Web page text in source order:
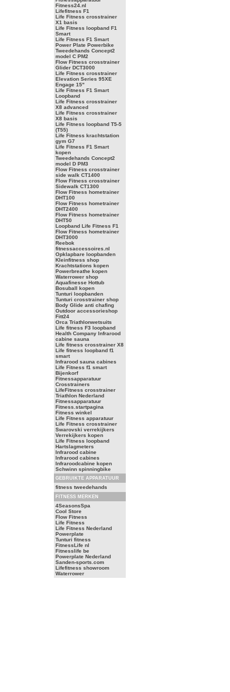
Fitness24.nl
Lifefitness F1
Life Fitness crosstrainer
X1 basis
Life Fitness loopband F1
Smart
Life Fitness F1 Smart
Power Plate Powerbike
Tweedehands Concept2
model C PM2
Flow Fitness crosstrainer
Glider DCT3000
Life Fitness crosstrainer
Elevation Series 95XE
Engage 15"
Life Fitness F1 Smart
Loopband
Life Fitness crosstrainer
X8 advanced
Life Fitness crosstrainer
X8 basis
Life Fitness loopband T5-5
(T55)
Life Fitness krachtstation
gym G7
Life Fitness F1 Smart
kopen
Tweedehands Concept2
model D PM3
Flow Fitness crosstrainer
side walk CT1400
Flow Fitness crosstrainer
Sidewalk CT1300
Flow Fitness hometrainer
DHT100
Flow Fitness hometrainer
DHT2400
Flow Fitness hometrainer
DHT50
Loopband Life Fitness F1
Flow Fitness hometrainer
DHT3000
Reebok
fitnessaccessoires.nl
Opklapbare loopbanden
Kleinfitness shop
Krachtstations kopen
Powerbreathe kopen
Waterrower shop
Aquafinesse Hottub
Bosuball kopen
Tunturi loopbanden
Tunturi crosstrainer shop
Body Glide anti chafing
Outdoor accessorieshop
Fitt24
Orca Triathlonwetsuits
Life fitness F3 loopband
Health Company Infrarood
cabine sauna
Life fitness crosstrainer X8
Life fitness loopband f1
smart
Infrarood sauna cabines
Life Fitness f1 smart
Bijenkorf
Fitnessapparatuur
Crosstrainers
LifeFitness crosstrainer
Triathlon Nederland
Fitnessapparatuur
Fitness.startpagina
Fitness winkel
Life Fitness apparatuur
Life Fitness crosstrainer
Swarovski verrekijkers
Verrekijkers kopen
Life Fitness loopband
Hartslagmeters
Infrarood cabine
Infrarood cabines
Infraroodcabine kopen
Schwinn spinningbike
GEBRUIKTE APPARATUUR
fitness tweedehands
FITNESS MERKEN
4SeasonsSpa
Cool Store
Flow Fitness
Life Fitness
Life Fitness Nederland
Powerplate
Tunturi fitness
FitnessLife nl
Fitnesslife be
Powerplate Nederland
Sanden-sports.com
Lifefitness showroom
Waterrower